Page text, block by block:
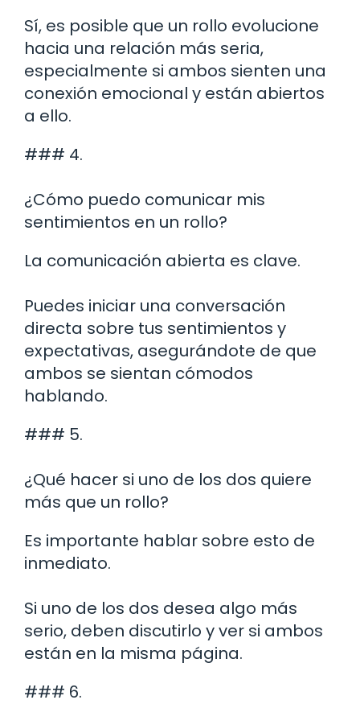
Sí, es posible que un rollo evolucione
hacia una relación más seria,
especialmente si ambos sienten una
conexión emocional y están abiertos
a ello.
### 4.
¿Cómo puedo comunicar mis
sentimientos en un rollo?
La comunicación abierta es clave.
Puedes iniciar una conversación
directa sobre tus sentimientos y
expectativas, asegurándote de que
ambos se sientan cómodos
hablando.
### 5.
¿Qué hacer si uno de los dos quiere
más que un rollo?
Es importante hablar sobre esto de
inmediato.
Si uno de los dos desea algo más
serio, deben discutirlo y ver si ambos
están en la misma página.
### 6.